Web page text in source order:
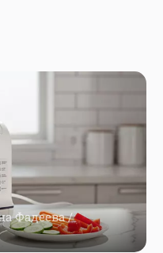
Фадеева /